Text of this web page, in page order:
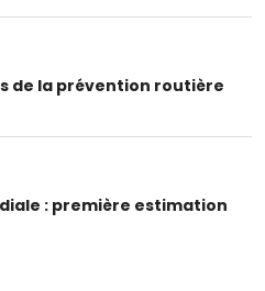
de la prévention routière
: première estimation